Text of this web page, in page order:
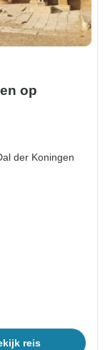
op
der Koningen
reis